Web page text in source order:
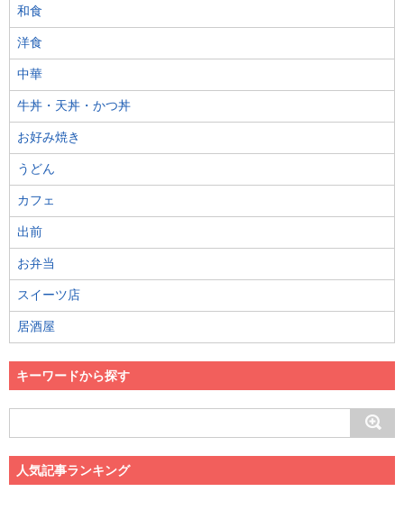
和食
洋食
中華
牛丼・天丼・かつ丼
お好み焼き
うどん
カフェ
出前
お弁当
スイーツ店
居酒屋
キーワードから探す
人気記事ランキング